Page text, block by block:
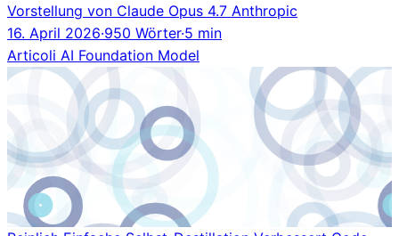
Vorstellung von Claude Opus 4.7 Anthropic
16. April 2026·950 Wörter·5 min
Articoli AI Foundation Model